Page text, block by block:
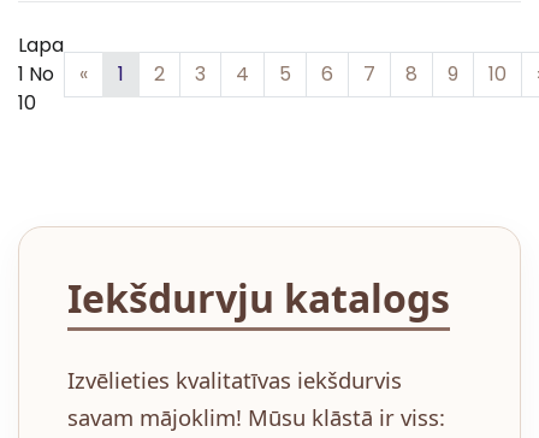
Lapa
1 No
10
«Iepriekšējā
1 2 3 4 5 6 7 8 9 10
Iekšdurvju katalogs
Izvēlieties kvalitatīvas iekšdurvis
savam mājoklim! Mūsu klāstā ir viss: